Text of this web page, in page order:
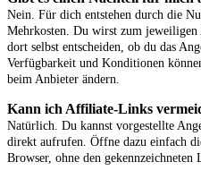
Nein. Für dich entstehen durch die
Mehrkosten. Du wirst zum
dort selbst entscheiden, ob du das
Verfügbarkeit und Konditionen
beim Anbieter ändern.
Kann ich Affiliate-Links
Natürlich. Du kannst vorgestellte
direkt aufrufen. Öffne dazu einfach
Browser, ohne den